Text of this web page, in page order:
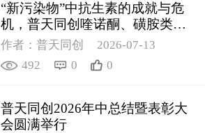
“新污染物”中抗生素的成就与危
机，普天同创喹诺酮、磺胺类质
控新品筑牢环境安全防线
作者：普天同创
2026-07-13
492
0 0
普天同创2026年中总结暨表彰大
会圆满举行